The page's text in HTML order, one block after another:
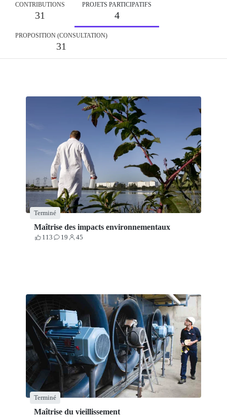
CONTRIBUTIONS
31
PROJETS PARTICIPATIFS
4
PROPOSITION (CONSULTATION)
31
Terminé
Maîtrise des impacts environnementaux
113
Votes 19
Contributions
45
Participants
Terminé
Maîtrise du vieillissement